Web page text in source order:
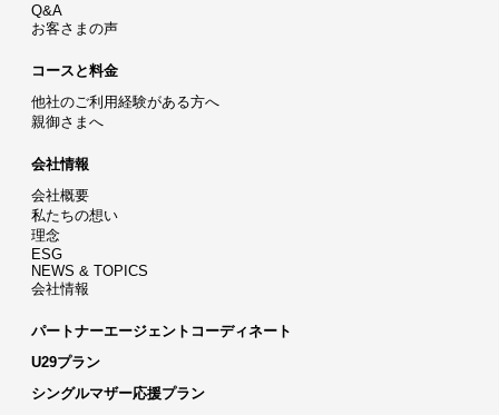
Q&A
お客さまの声
コースと料金
他社のご利用経験がある方へ
親御さまへ
会社情報
会社概要
私たちの想い
理念
ESG
NEWS & TOPICS
会社情報
パートナーエージェントコーディネート
U29プラン
シングルマザー応援プラン